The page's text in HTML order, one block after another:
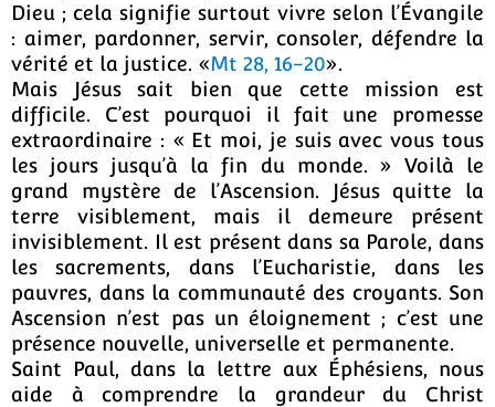
Dieu ; cela signifie surtout vivre selon l’Évangile
: aimer, pardonner, servir, consoler, défendre la
vérité et la justice. «Mt 28, 16-20».
Mais Jésus sait bien que cette mission est
difficile. C’est pourquoi il fait une promesse
extraordinaire : « Et moi, je suis avec vous tous
les jours jusqu’à la fin du monde. » Voilà le
grand mystère de l’Ascension. Jésus quitte la
terre visiblement, mais il demeure présent
invisiblement. Il est présent dans sa Parole, dans
les sacrements, dans l’Eucharistie, dans les
pauvres, dans la communauté des croyants. Son
Ascension n’est pas un éloignement ; c’est une
présence nouvelle, universelle et permanente.
Saint Paul, dans la lettre aux Éphésiens, nous
aide à comprendre la grandeur du Christ